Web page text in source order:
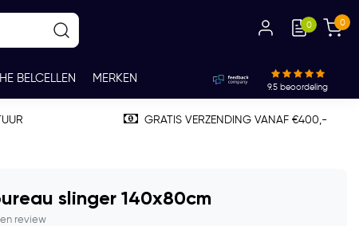
0 0
BELCELLEN MERKEN
9.5 beoordeling
GRATIS VERZENDING VANAF €400,-
slinger 140x80cm
review